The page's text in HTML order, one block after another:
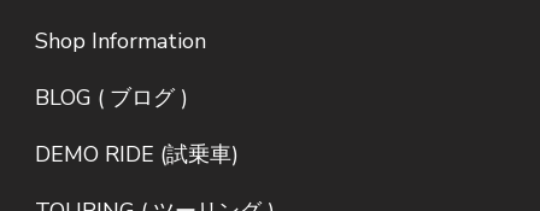
Shop Information
BLOG ( ブログ )
DEMO RIDE (試乗車)